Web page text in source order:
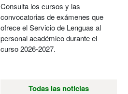
Consulta los cursos y las
convocatorias de exámenes que
ofrece el Servicio de Lenguas al
personal académico durante el
curso 2026-2027.
Todas las noticias